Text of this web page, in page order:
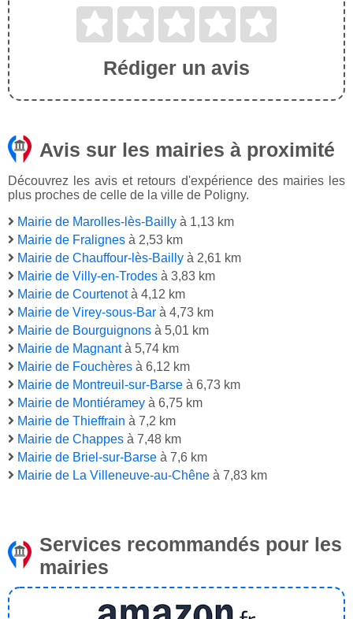
Rédiger un avis
Avis sur les mairies à proximité
Découvrez les avis et retours d'expérience des mairies les
plus proches de celle de la ville de Poligny.
Mairie de Marolles-lès-Bailly à 1,13 km
Mairie de Fralignes à 2,53 km
Mairie de Chauffour-lès-Bailly à 2,61 km
Mairie de Villy-en-Trodes à 3,83 km
Mairie de Courtenotà 4,12 km
Mairie de Virey-sous-Bar à 4,73 km
Mairie de Bourguignons à 5,01 km
Mairie de Magnantà 5,74 km
Mairie de Fouchères à 6,12 km
Mairie de Montreuil-sur-Barse à 6,73 km
Mairie de Montiéramey à 6,75 km
Mairie de Thieffrain à 7,2 km
Mairie de Chappes à 7,48 km
Mairie de Briel-sur-Barse à 7,6 km
Mairie de La Villeneuve-au-Chêne à 7,83 km
Services recommandés pour les
mairies